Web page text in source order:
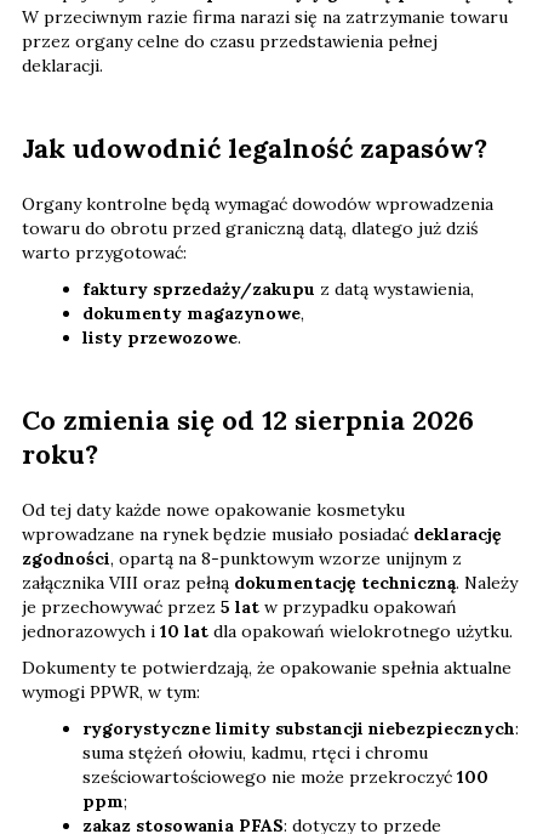
W przeciwnym razie firma narazi się na zatrzymanie towaru
przez organy celne do czasu przedstawienia pełnej
deklaracji.
Jak udowodnić legalność zapasów?
Organy kontrolne będą wymagać dowodów wprowadzenia
towaru do obrotu przed graniczną datą, dlatego już dziś
warto przygotować:
faktury sprzedaży/zakupu z datą wystawienia,
dokumenty magazynowe,
listy przewozowe.
Co zmienia się od 12 sierpnia 2026
roku?
Od tej daty każde nowe opakowanie kosmetyku
wprowadzane na rynek będzie musiało posiadać deklarację
zgodności, opartą na 8-punktowym wzorze unijnym z
załącznika VIII oraz pełną dokumentację techniczną. Należy
je przechowywać przez 5 lat w przypadku opakowań
jednorazowych i 10 lat dla opakowań wielokrotnego użytku.
Dokumenty te potwierdzają, że opakowanie spełnia aktualne
wymogi PPWR, w tym:
rygorystyczne limity substancji niebezpiecznych:
suma stężeń ołowiu, kadmu, rtęci i chromu
sześciowartościowego nie może przekroczyć 100
ppm;
zakaz stosowania PFAS: dotyczy to przede